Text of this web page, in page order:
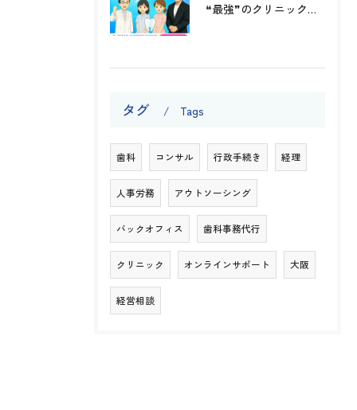
❝最強❞のクリニック専門 事務代行会社のご案内です✨
タグ Tags
歯科 コンサル 行政手続き 経理
人事労務 アウトソーシング
バックオフィス 歯科事務代行
クリニック オンラインサポート 大阪
経営相談